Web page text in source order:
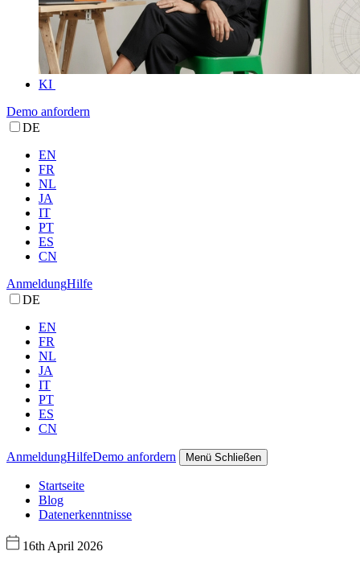
KI
Demo anfordern
DE
EN
FR
NL
JA
IT
PT
ES
CN
AnmeldungHilfe
DE
EN
FR
NL
JA
IT
PT
ES
CN
AnmeldungHilfeDemo anfordern Menü Schließen
Startseite
Blog
Datenerkenntnisse
16th April 2026